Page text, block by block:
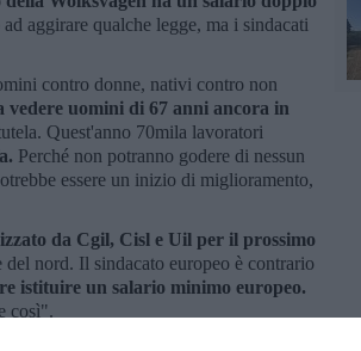
aggirare qualche legge, ma i sindacati
contro donne, nativi contro non
vedere uomini di 67 anni ancora in
Quest'anno 70mila lavoratori
Perché non potranno godere di nessun
essere un inizio di miglioramento,
da Cgil, Cisl e Uil per il prossimo
nord. Il sindacato europeo è contrario
istituire un salario minimo europeo.
così".